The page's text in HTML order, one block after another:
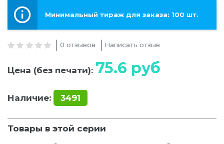
Минимальный тираж для заказа: 100 шт.
0 отзывов Написать отзыв
Цена (без печати): 75.6 руб
Наличие: 3491
Товары в этой серии